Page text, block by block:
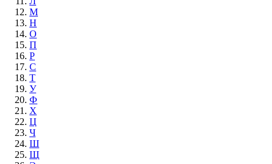
М
Н
О
П
Р
С
Т
У
Ф
Х
Ц
Ч
Ш
Щ